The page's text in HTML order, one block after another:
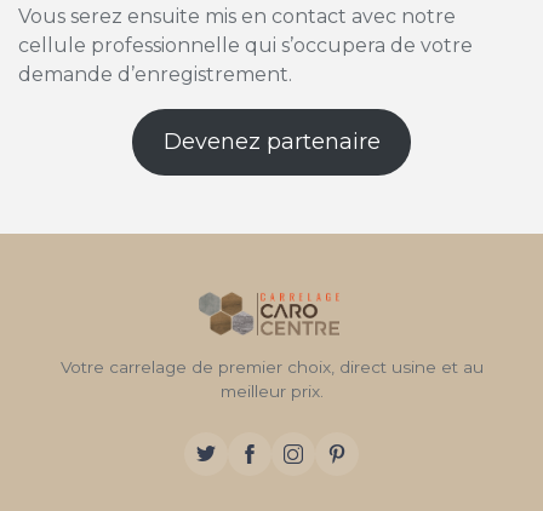
Vous serez ensuite mis en contact avec notre
cellule professionnelle qui s’occupera de votre
demande d’enregistrement.
Devenez partenaire
Votre carrelage de premier choix, direct usine et au
meilleur prix.